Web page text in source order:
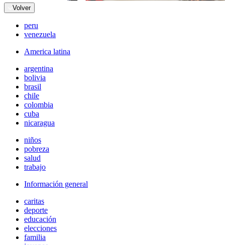
Volver
peru
venezuela
America latina
argentina
bolivia
brasil
chile
colombia
cuba
nicaragua
niños
pobreza
salud
trabajo
Información general
caritas
deporte
educación
elecciones
familia